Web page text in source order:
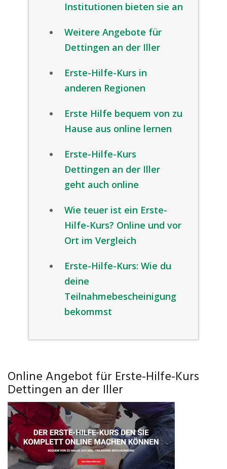
Institutionen bieten sie an
Weitere Angebote für
Dettingen an der Iller
Erste-Hilfe-Kurs in
anderen Regionen
Erste Hilfe bequem von zu
Hause aus online lernen
Erste-Hilfe-Kurs
Dettingen an der Iller
geht auch online
Wie teuer ist ein Erste-
Hilfe-Kurs? Online und vor
Ort im Vergleich
Erste-Hilfe-Kurs: Wie du
deine
Teilnahmebescheinigung
bekommst
Online Angebot für Erste-Hilfe-Kurs
Dettingen an der Iller